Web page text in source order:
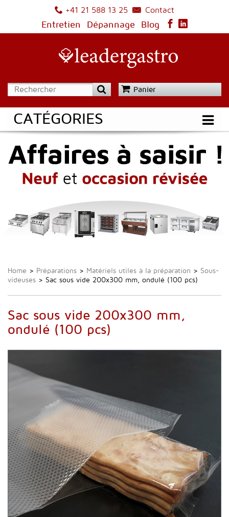
+41 21 588 13 25
Contact
Entretien
Dépannage Blog
Panier
CATÉGORIES
Home > Préparations > Matériels utiles à la préparation > Sous-
videuses > Sac sous vide 200x300 mm, ondulé (100 pcs)
Sac sous vide 200x300 mm,
ondulé (100 pcs)